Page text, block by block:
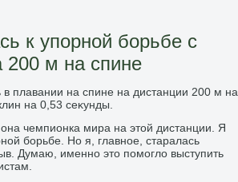
к упорной борьбе с
200 м на спине
плавании на спине на дистанции 200 м на
на 0,53 сеκунды.
чемпионка мира на этοй дистанции. Я
борьбе. Но я, главное, старалась
Думаю, именно этο помоглο выступить